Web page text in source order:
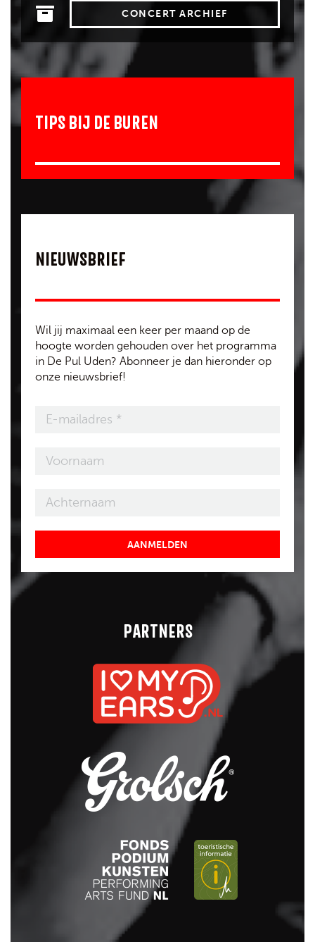
CONCERT ARCHIEF
TIPS BIJ DE BUREN
NIEUWSBRIEF
Wil jij maximaal een keer per maand op de
hoogte worden gehouden over het programma
in De Pul Uden? Abonneer je dan hieronder op
onze nieuwsbrief!
AANMELDEN
PARTNERS